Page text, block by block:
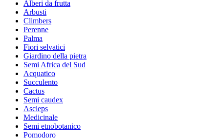
Alberi da frutta
Arbusti
Climbers
Perenne
Palma
Fiori selvatici
Giardino della pietra
Semi Africa del Sud
Acquatico
Succulento
Cactus
Semi caudex
Ascleps
Medicinale
Semi etnobotanico
Pomodoro